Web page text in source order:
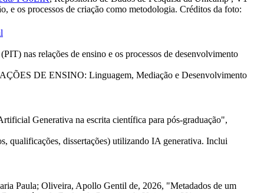
e os processos de criação como metodologia. Créditos da foto:
nas relações de ensino e os processos de desenvolvimento
DE ENSINO: Linguagem, Mediação e Desenvolvimento
Generativa na escrita científica para pós-graduação",
qualificações, dissertações) utilizando IA generativa. Inclui
Paula; Oliveira, Apollo Gentil de, 2026, "Metadados de um